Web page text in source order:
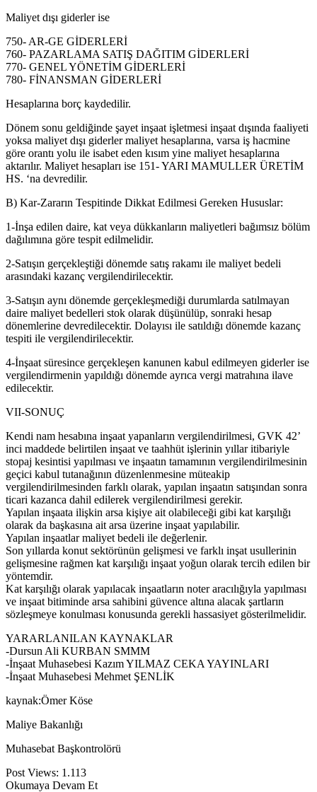
Maliyet dışı giderler ise
750- AR-GE GİDERLERİ
760- PAZARLAMA SATIŞ DAĞITIM GİDERLERİ
770- GENEL YÖNETİM GİDERLERİ
780- FİNANSMAN GİDERLERİ
Hesaplarına borç kaydedilir.
Dönem sonu geldiğinde şayet inşaat işletmesi inşaat dışında faaliyeti
yoksa maliyet dışı giderler maliyet hesaplarına, varsa iş hacmine
göre orantı yolu ile isabet eden kısım yine maliyet hesaplarına
aktarılır. Maliyet hesapları ise 151- YARI MAMULLER ÜRETİM
HS. ‘na devredilir.
B) Kar-Zararın Tespitinde Dikkat Edilmesi Gereken Hususlar:
1-İnşa edilen daire, kat veya dükkanların maliyetleri bağımsız bölüm
dağılımına göre tespit edilmelidir.
2-Satışın gerçekleştiği dönemde satış rakamı ile maliyet bedeli
arasındaki kazanç vergilendirilecektir.
3-Satışın aynı dönemde gerçekleşmediği durumlarda satılmayan
daire maliyet bedelleri stok olarak düşünülüp, sonraki hesap
dönemlerine devredilecektir. Dolayısı ile satıldığı dönemde kazanç
tespiti ile vergilendirilecektir.
4-İnşaat süresince gerçekleşen kanunen kabul edilmeyen giderler ise
vergilendirmenin yapıldığı dönemde ayrıca vergi matrahına ilave
edilecektir.
VII-SONUÇ
Kendi nam hesabına inşaat yapanların vergilendirilmesi, GVK 42’
inci maddede belirtilen inşaat ve taahhüt işlerinin yıllar itibariyle
stopaj kesintisi yapılması ve inşaatın tamamının vergilendirilmesinin
geçici kabul tutanağının düzenlenmesine müteakip
vergilendirilmesinden farklı olarak, yapılan inşaatın satışından sonra
ticari kazanca dahil edilerek vergilendirilmesi gerekir.
Yapılan inşaata ilişkin arsa kişiye ait olabileceği gibi kat karşılığı
olarak da başkasına ait arsa üzerine inşaat yapılabilir.
Yapılan inşaatlar maliyet bedeli ile değerlenir.
Son yıllarda konut sektörünün gelişmesi ve farklı inşat usullerinin
gelişmesine rağmen kat karşılığı inşaat yoğun olarak tercih edilen bir
yöntemdir.
Kat karşılığı olarak yapılacak inşaatların noter aracılığıyla yapılması
ve inşaat bitiminde arsa sahibini güvence altına alacak şartların
sözleşmeye konulması konusunda gerekli hassasiyet gösterilmelidir.
YARARLANILAN KAYNAKLAR
-Dursun Ali KURBAN SMMM
-İnşaat Muhasebesi Kazım YILMAZ CEKA YAYINLARI
-İnşaat Muhasebesi Mehmet ŞENLİK
kaynak:Ömer Köse
Maliye Bakanlığı
Muhasebat Başkontrolörü
Post Views: 1.113
Okumaya Devam Et